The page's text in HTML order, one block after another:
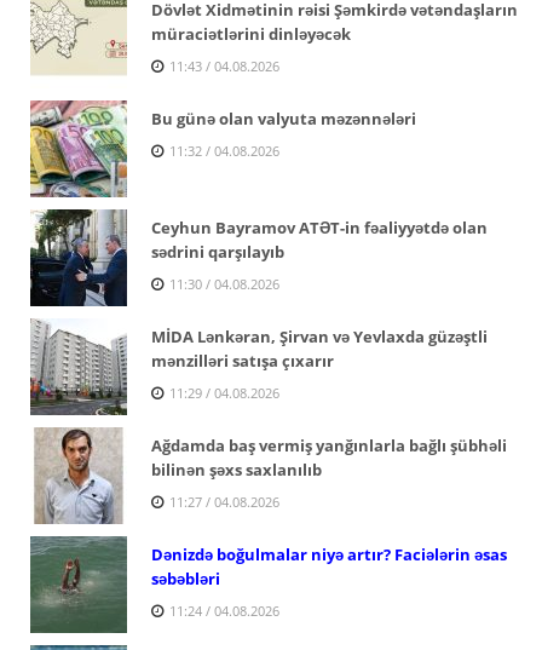
Dövlət Xidmətinin rəisi Şəmkirdə vətəndaşların
müraciətlərini dinləyəcək
11:43 / 04.08.2026
Bu günə olan valyuta məzənnələri
11:32 / 04.08.2026
Ceyhun Bayramov ATƏT-in fəaliyyətdə olan
sədrini qarşılayıb
11:30 / 04.08.2026
MİDA Lənkəran, Şirvan və Yevlaxda güzəştli
mənzilləri satışa çıxarır
11:29 / 04.08.2026
Ağdamda baş vermiş yanğınlarla bağlı şübhəli
bilinən şəxs saxlanılıb
11:27 / 04.08.2026
Dənizdə boğulmalar niyə artır? Faciələrin əsas
səbəbləri
11:24 / 04.08.2026